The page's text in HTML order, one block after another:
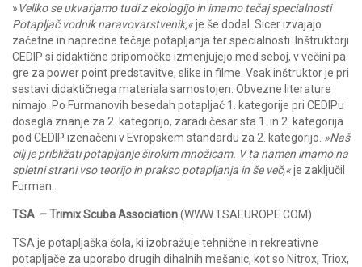
»Veliko se ukvarjamo tudi z ekologijo in imamo tečaj specialnosti
Potapljač vodnik naravovarstvenik,«je še dodal. Sicer izvajajo
začetne in napredne tečaje potapljanja ter specialnosti. Inštruktorji
CEDIP si didaktične pripomočke izmenjujejo med seboj, v večini pa
gre za power point predstavitve, slike in filme. Vsak inštruktor je pri
sestavi didaktičnega materiala samostojen. Obvezne literature
nimajo. Po Furmanovih besedah potapljač 1. kategorije pri CEDIPu
dosegla znanje za 2. kategorijo, zaradi česar sta 1. in 2. kategorija
pod CEDIP izenačeni v Evropskem standardu za 2. kategorijo. »Naš
cilj je približati potapljanje širokim množicam. V ta namen imamo na
spletni strani vso teorijo in prakso potapljanja in še več,«je zaključil
Furman.
TSA – Trimix Scuba Association(WWW.TSAEUROPE.COM)
TSA je potapljaška šola, ki izobražuje tehnične in rekreativne
potapljače za uporabo drugih dihalnih mešanic, kot so Nitrox, Triox,